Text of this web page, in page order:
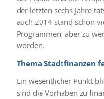
der letzten sechs Jahre
auch 2014 stand schon
Programmen, aber zu
worden.
Thema Stadtfinanzen
Ein wesentlicher Punkt
sind die Vorhaben zu